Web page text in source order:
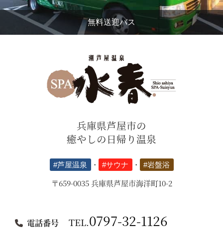
無料送迎バス
兵庫県芦屋市の
癒やしの日帰り温泉
#芦屋温泉 ・ #サウナ ・ #岩盤浴
〒659-0035 兵庫県芦屋市海洋町10-2
電話番号 TEL.0797-32-1126